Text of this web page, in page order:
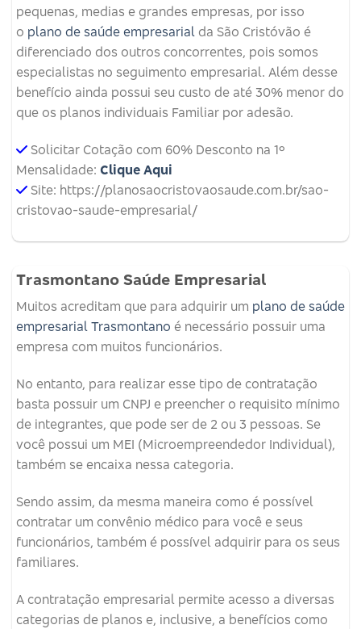
pequenas, medias e grandes empresas, por isso
o plano de saúde empresarial da São Cristóvão é
diferenciado dos outros concorrentes, pois somos
especialistas no seguimento empresarial. Além desse
benefício ainda possui seu custo de até 30% menor do
que os planos individuais Familiar por adesão.
Solicitar Cotação com 60% Desconto na 1º
Mensalidade: Clique Aqui
Site: https://planosaocristovaosaude.com.br/sao-
cristovao-saude-empresarial/
Trasmontano Saúde Empresarial
Muitos acreditam que para adquirir um plano de saúde
empresarial Trasmontano é necessário possuir uma
empresa com muitos funcionários.
No entanto, para realizar esse tipo de contratação
basta possuir um CNPJ e preencher o requisito mínimo
de integrantes, que pode ser de 2 ou 3 pessoas. Se
você possui um MEI (Microempreendedor Individual),
também se encaixa nessa categoria.
Sendo assim, da mesma maneira como é possível
contratar um convênio médico para você e seus
funcionários, também é possível adquirir para os seus
familiares.
A contratação empresarial permite acesso a diversas
categorias de planos e, inclusive, a benefícios como